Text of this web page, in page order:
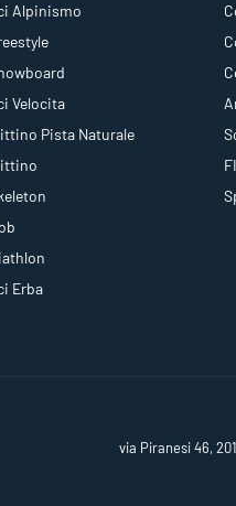
Alpinismo
Velocita
Pista Naturale
Erba
via Piranesi 46,